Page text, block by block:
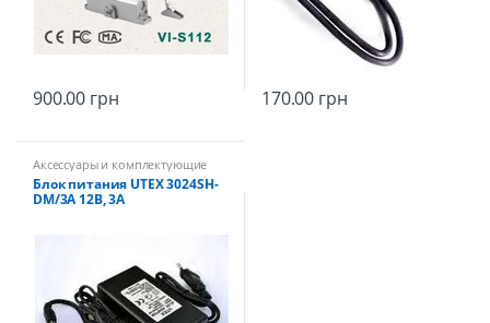
900.00 грн 170.00 грн
Аксессуары и комплектующие
Блок питания UTEX 3024SH-
DM/3A 12В, 3А